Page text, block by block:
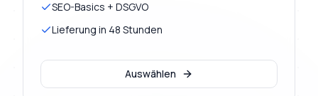
SEO-Basics + DSGVO
Lieferung in 48 Stunden
Auswählen